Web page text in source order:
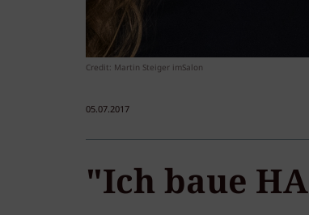
Credit: Martin Steiger imSalon
05.07.2017
"Ich baue